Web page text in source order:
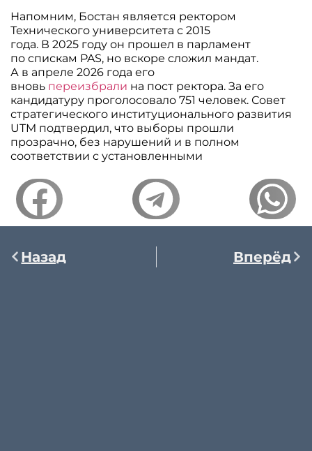
Напомним, Бостан является ректором
Технического университета с 2015
года. В 2025 году он прошел в парламент
по спискам PAS, но вскоре сложил мандат.
А в апреле 2026 года его
вновь переизбрали на пост ректора. За его
кандидатуру проголосовало 751 человек. Совет
стратегического институционального развития
UTM подтвердил, что выборы прошли
прозрачно, без нарушений и в полном
соответствии с установленными
Назад Вперёд